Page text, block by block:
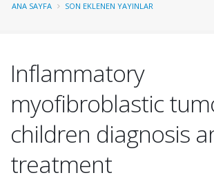
ANA SAYFA SON EKLENEN YAYINLAR
Inflammatory
myofibroblastic
children diagnosis
treatment